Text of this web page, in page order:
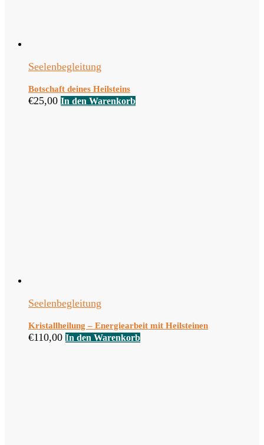
Seelenbegleitung
Botschaft deines Heilsteins
€25,00 In den Warenkorb
Seelenbegleitung
Kristallheilung – Energiearbeit mit Heilsteinen
€110,00 In den Warenkorb